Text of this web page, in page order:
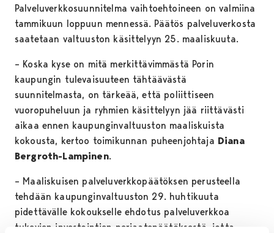
Palveluverkkosuunnitelma vaihtoehtoineen on valmiina
tammikuun loppuun mennessä. Päätös palveluverkosta
saatetaan valtuuston käsittelyyn 25. maaliskuuta.
– Koska kyse on mitä merkittävimmästä Porin
kaupungin tulevaisuuteen tähtäävästä
suunnitelmasta, on tärkeää, että poliittiseen
vuoropuheluun ja ryhmien käsittelyyn jää riittävästi
aikaa ennen kaupunginvaltuuston maaliskuista
kokousta, kertoo toimikunnan puheenjohtaja Diana
Bergroth-Lampinen.
– Maaliskuisen palveluverkkopäätöksen perusteella
tehdään kaupunginvaltuuston 29. huhtikuuta
pidettävälle kokoukselle ehdotus palveluverkkoa
tukevien investointien periaatepäätöksestä, jotta